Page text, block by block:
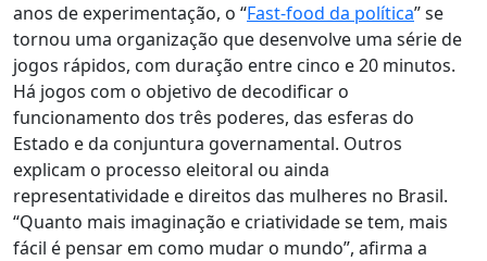
anos de experimentação, o “Fast-food da política” se
tornou uma organização que desenvolve uma série de
jogos rápidos, com duração entre cinco e 20 minutos.
Há jogos com o objetivo de decodificar o
funcionamento dos três poderes, das esferas do
Estado e da conjuntura governamental. Outros
explicam o processo eleitoral ou ainda
representatividade e direitos das mulheres no Brasil.
“Quanto mais imaginação e criatividade se tem, mais
fácil é pensar em como mudar o mundo”, afirma a